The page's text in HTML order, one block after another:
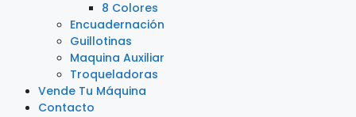
8 Colores
Encuadernación
Guillotinas
Maquina Auxiliar
Troqueladoras
Vende Tu Máquina
Contacto